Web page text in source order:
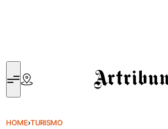
Artribune
HOME›TURISMO